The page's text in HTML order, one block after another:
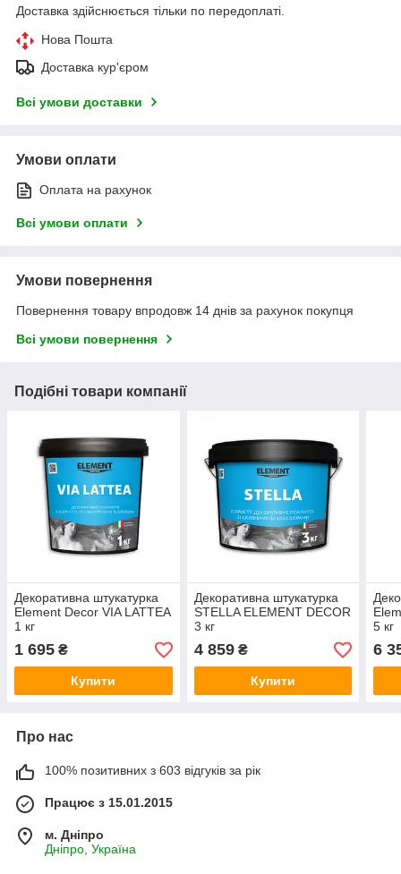
Доставка здійснюється тільки по передоплаті.
Нова Пошта
Доставка кур'єром
Всі умови доставки
Умови оплати
Оплата на рахунок
Всі умови оплати
Умови повернення
Повернення товару впродовж 14 днів за рахунок покупця
Всі умови повернення
Подібні товари компанії
Декоративна штукатурка
Element Decor VIA LATTEA
1 кг
1 695 ₴
Купити
Декоративна штукатурка
STELLA ELEMENT DECOR
3 кг
4 859₴
Купити
5 кг
6
Про нас
100% позитивних з 603 відгуків за рік
Працює з 15.01.2015
м. Дніпро
Дніпро, Україна